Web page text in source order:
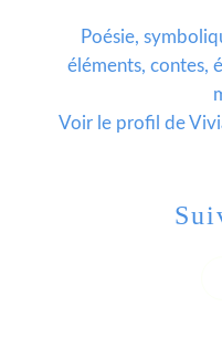
Poésie,
éléments, contes,
Voir le profil de